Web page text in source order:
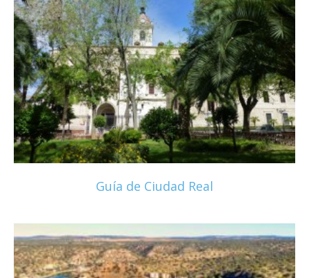
Guía de Ciudad Real